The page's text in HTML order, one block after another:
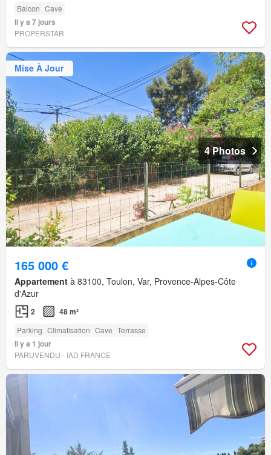
Balcon Cave
Il y a 7 jours
PROPERSTAR
Mise À Jour
4 Photos
165 000 €
Appartement à 83100, Toulon, Var, Provence-Alpes-Côte
d'Azur
2 48 m²
Parking Climatisation Cave Terrasse
Il y a 1 jour
PARUVENDU - IAD FRANCE